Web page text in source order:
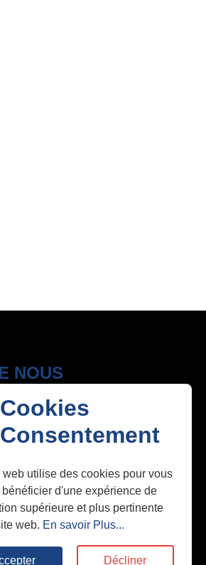
Cookies
Consentement
web utilise des cookies pour vous
d'une expérience de
supérieure et plus pertinente
web. En savoir Plus...
Décliner
NOUS